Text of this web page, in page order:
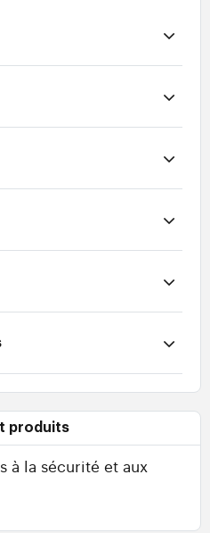
produits
à la sécurité et aux